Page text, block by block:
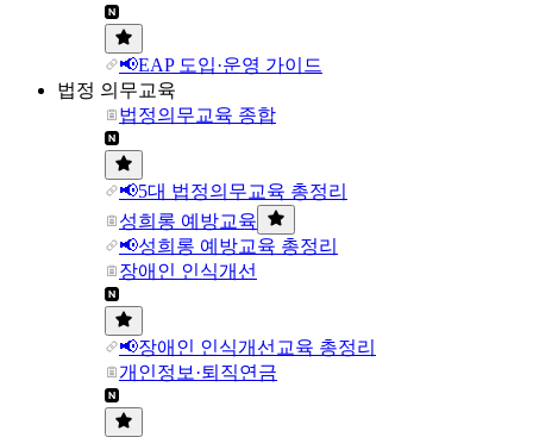
📢EAP 도입·운영 가이드
법정 의무교육
법정의무교육 종합
📢5대 법정의무교육 총정리
성희롱 예방교육
📢성희롱 예방교육 총정리
장애인 인식개선
📢장애인 인식개선교육 총정리
개인정보·퇴직연금